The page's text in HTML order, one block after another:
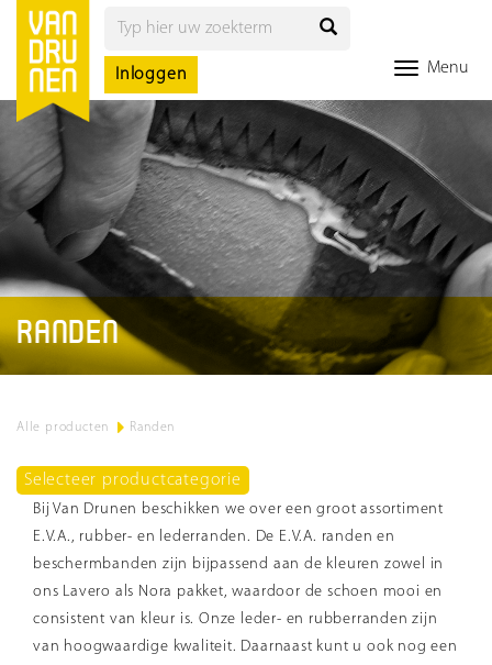
Menu
Inloggen
RANDEN
Alle producten > Randen
Selecteer productcategorie
Bij Van Drunen beschikken we over een groot assortiment
E.V.A., rubber- en lederranden. De E.V.A. randen en
beschermbanden zijn bijpassend aan de kleuren zowel in
ons Lavero als Nora pakket, waardoor de schoen mooi en
consistent van kleur is. Onze leder- en rubberranden zijn
van hoogwaardige kwaliteit. Daarnaast kunt u ook nog een